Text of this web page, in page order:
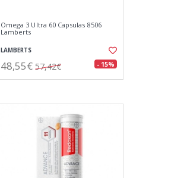
Omega 3 Ultra 60 Capsulas 8506
Lamberts
LAMBERTS
48,55€ 57,42€ - 15%